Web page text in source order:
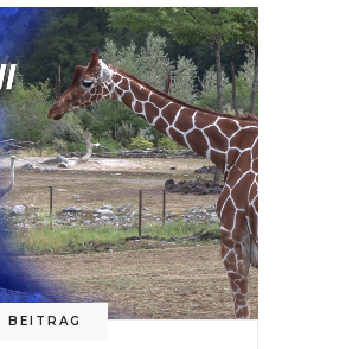
BEITRAG